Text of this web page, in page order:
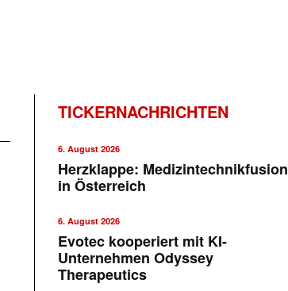
TICKERNACHRICHTEN
6. August 2026
Herzklappe: Medizintechnikfusion
in Österreich
6. August 2026
Evotec kooperiert mit KI-
Unternehmen Odyssey
Therapeutics